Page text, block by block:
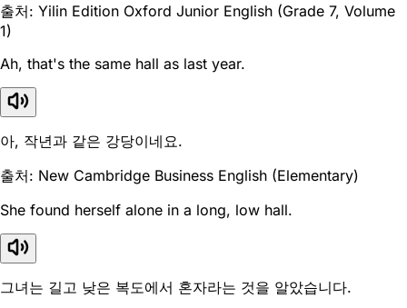
출처: Yilin Edition Oxford Junior English (Grade 7, Volume
1)
Ah, that's the same hall as last year.
아, 작년과 같은 강당이네요.
출처: New Cambridge Business English (Elementary)
She found herself alone in a long, low hall.
그녀는 길고 낮은 복도에서 혼자라는 것을 알았습니다.